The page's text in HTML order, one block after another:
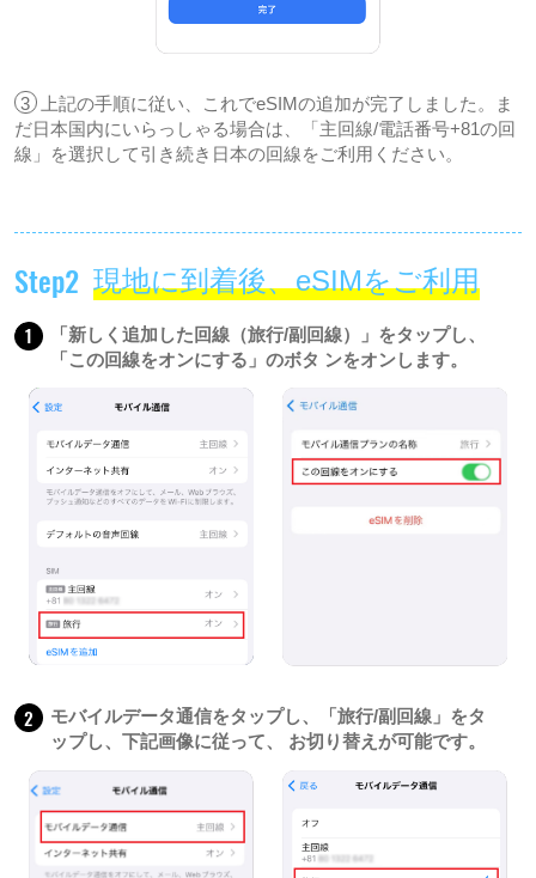
3
上記の手順に従い、これでeSIMの追加が完了しました。ま
だ日本国内にいらっしゃる場合は、「主回線/電話番号+81の回
線」を選択して引き続き日本の回線をご利用ください。
Step2 現地に到着後、eSIMをご利用
1
「新しく追加した回線（旅行/副回線）」をタップし、
「この回線をオンにする」のボタ ンをオンします。
2
モバイルデータ通信をタップし、「旅行/副回線」をタ
ップし、下記画像に従って、 お切り替えが可能です。